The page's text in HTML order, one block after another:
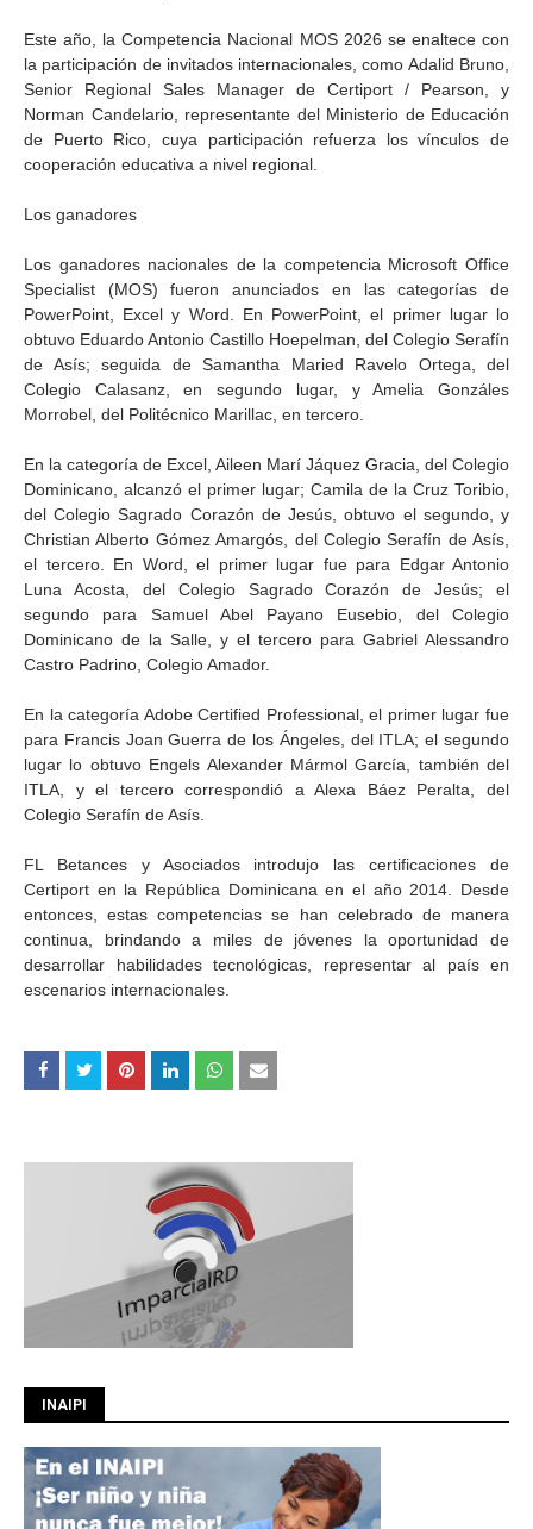
Este año, la Competencia Nacional MOS 2026 se enaltece con
la participación de invitados internacionales, como Adalid Bruno,
Senior Regional Sales Manager de Certiport / Pearson, y
Norman Candelario, representante del Ministerio de Educación
de Puerto Rico, cuya participación refuerza los vínculos de
cooperación educativa a nivel regional.
Los ganadores
Los ganadores nacionales de la competencia Microsoft Office
Specialist (MOS) fueron anunciados en las categorías de
PowerPoint, Excel y Word. En PowerPoint, el primer lugar lo
obtuvo Eduardo Antonio Castillo Hoepelman, del Colegio Serafín
de Asís; seguida de Samantha Maried Ravelo Ortega, del
Colegio Calasanz, en segundo lugar, y Amelia Gonzáles
Morrobel, del Politécnico Marillac, en tercero.
En la categoría de Excel, Aileen Marí Jáquez Gracia, del Colegio
Dominicano, alcanzó el primer lugar; Camila de la Cruz Toribio,
del Colegio Sagrado Corazón de Jesús, obtuvo el segundo, y
Christian Alberto Gómez Amargós, del Colegio Serafín de Asís,
el tercero. En Word, el primer lugar fue para Edgar Antonio
Luna Acosta, del Colegio Sagrado Corazón de Jesús; el
segundo para Samuel Abel Payano Eusebio, del Colegio
Dominicano de la Salle, y el tercero para Gabriel Alessandro
Castro Padrino, Colegio Amador.
En la categoría Adobe Certified Professional, el primer lugar fue
para Francis Joan Guerra de los Ángeles, del ITLA; el segundo
lugar lo obtuvo Engels Alexander Mármol García, también del
ITLA, y el tercero correspondió a Alexa Báez Peralta, del
Colegio Serafín de Asís.
FL Betances y Asociados introdujo las certificaciones de
Certiport en la República Dominicana en el año 2014. Desde
entonces, estas competencias se han celebrado de manera
continua, brindando a miles de jóvenes la oportunidad de
desarrollar habilidades tecnológicas, representar al país en
escenarios internacionales.
INAIPI